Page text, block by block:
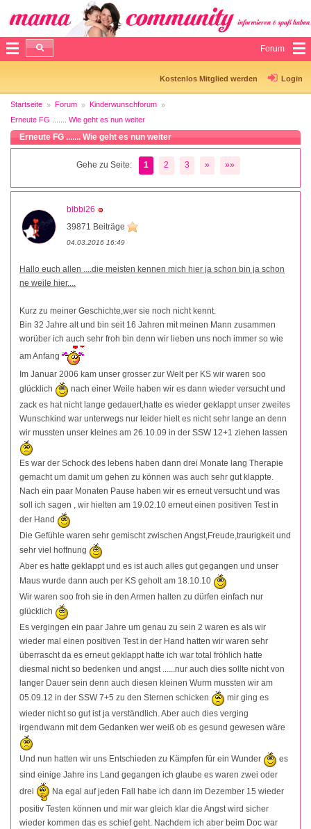
Forum
Kostenlos Mitglied werden Login
Startseite Forum
Kinderwunschforum
Erneute FG ....... Wie geht es nun weiter
Erneute FG ....... Wie geht es nun weiter
Gehe zu Seite: 1 2 3 » »»
bibbi26
39871 Beiträge
04.03.2016 16:49
Hallo euch allen ....die meisten kennen mich hier ja schon bin ja schon
ne weile hier....
Kurz zu meiner Geschichte,wer sie noch nicht kennt.
Bin 32 Jahre alt und bin seit 16 Jahren mit meinen Mann zusammen
worüber ich auch sehr froh bin denn wir lieben uns noch immer so wie
am Anfang
Im Januar 2006 kam unser grosser zur Welt per KS wir waren soo
glücklich
nach einer Weile haben wir es dann wieder versucht und
zack es hat nicht lange gedauert,hatte es wieder geklappt unser zweites
Wunschkind war unterwegs nur leider hielt es nicht sehr lange an denn
wir mussten unser kleines am 26.10.09 in der SSW 12+1 ziehen lassen
Es war der Schock des lebens haben dann drei Monate lang Therapie
gemacht um damit um gehen zu können was auch sehr gut klappte.
Nach ein paar Monaten Pause haben wir es erneut versucht und was
soll ich sagen , wir hielten am 19.02.10 erneut einen positiven Test in
der Hand
Die Gefühle waren sehr gemischt zwischen Angst,Freude,traurigkeit und
sehr viel hoffnung
Aber es hatte geklappt und es ist auch alles gut gegangen und unser
Maus wurde dann auch per KS geholt am 18.10.10
Wir waren soo froh sie in den Armen halten zu dürfen einfach nur
glücklich
Es vergingen ein paar Jahre um genau zu sein 2 waren es als wir
wieder mal einen positiven Test in der Hand hatten wir waren sehr
überrascht da es erneut geklappt hatte ich war total fröhlich hatte
diesmal nicht so bedenken und angst ......nur auch dies sollte nicht von
langer Dauer sein denn auch diesen kleinen Wurm mussten wir am
05.09.12 in der SSW 7+5 zu den Sternen schicken
mir ging es
wieder nicht so gut ist ja verständlich. Aber auch dies verging
irgendwann mit dem Gedanken wer weiß ob es gesund gewesen wäre
Und nun hatten wir uns Entschieden zu Kämpfen für ein Wunder
es
sind einige Jahre ins Land gegangen ich glaube es waren zwei oder
drei
Na egal auf jeden Fall habe ich dann im Dezember 15 wieder
positiv Testen können und mir war gleich klar die Angst wird sicher
wieder kommen das es schief geht. Nachdem ich aber beim Doc war